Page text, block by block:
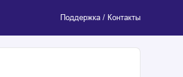
Поддержка / Контакты